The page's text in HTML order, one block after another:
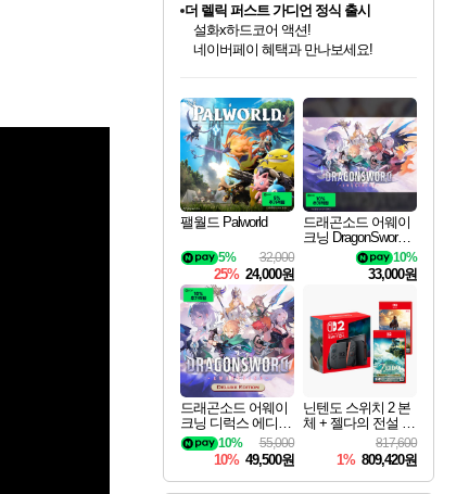
최대 90% 할인가를 만나보세요!
네이버혜택과 함께 만나보세요!
50%할인&추가 적립까지!
네이버 포인트 혜택까지!
이니&베니 혜택까지!
네이버 혜택가와 함께 예약하세요!
할인&네이버혜택으로 만나보세요!
더 렐릭 퍼스트 가디언 정식 출시
설화x하드코어 액션!
네이버페이 혜택과 만나보세요!
40주년 프로모션으로 만나보세요!
할인가에 만나보세요!
일부 에디션 상시 할인!
혜택으로 예약 판매 중
편안하게 충전하세요
팰월드 Palworld
32,000
5%
25% 24,000원
드래곤소드 어웨이
크닝 DragonSword A
10%
33,000원
드래곤소드 어웨이
크닝 디럭스 에디션
DragonSword Awake
ning Deluxe Edition
55,000
10%
10% 49,500원
닌텐도 스위치 2 본
체 + 젤다의 전설 티
어스 오브 더 킹덤
닌텐도 스위치 2 에
디션 + 젤다의 전설
브레스 오브 더 와
817,600
1% 809,420원